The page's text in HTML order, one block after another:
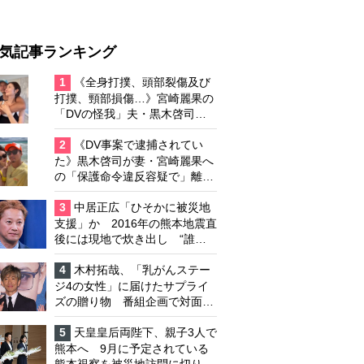
記事ランキング
1
《全身打撲、頭部裂傷及び
打撲、頸部損傷…》宮崎麗果の
「DVの怪我」夫・黒木啓司の
逮捕で始まる「夫婦の闘争」
2
《DV事案で逮捕されてい
た》黒木啓司が妻・宮崎麗果へ
の「保護命令違反容疑で」離婚
協議は「第二ステージ」へ
3
中居正広「ひそかに被災地
支援」か 2016年の熊本地震直
後には現地で炊き出し “誰に
も知られなくて良い”と、むし
ろ強まる福祉活動への思い
4
木村拓哉、「乳がんステー
ジ4の女性」に届けたサプライ
ズの贈り物 番組企画で対面し
たファンが、夢と希望を与える
心遣いに「うれしくて号泣しま
した」
5
天皇皇后両陛下、親子3人で
熊本へ 9月に予定されている